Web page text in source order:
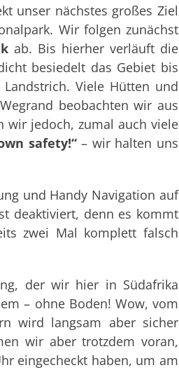
unser nächstes großes Ziel
Wir folgen zunächst
ab. Bis hierher verläuft die
besiedelt das Gebiet bis
Viele Hütten und
beobachten wir aus
wir jedoch, zumal auch viele
safety!“– wir halten uns
und Handy Navigation auf
deaktiviert, denn es kommt
zwei Mal komplett falsch
der wir hier in Südafrika
– ohne Boden! Wow, vom
wird langsam aber sicher
wir aber trotzdem voran,
eingecheckt haben, um am